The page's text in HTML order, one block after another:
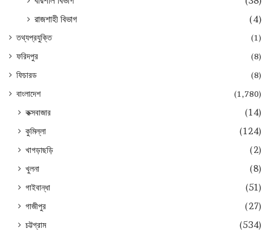
রাজশাহী বিভাগ
(4)
তথ্যপ্রযুক্তি
(1)
ফরিদপুর
(8)
ফিচারড
(8)
বাংলাদেশ
(1,780)
কক্সবাজার
(14)
কুমিল্লা
(124)
খাগড়াছড়ি
(2)
খুলনা
(8)
গাইবান্ধা
(51)
গাজীপুর
(27)
চট্টগ্রাম
(534)